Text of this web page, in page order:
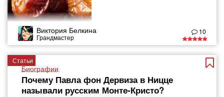
Виктория Белкина
Грандмастер
10
Статьи
Биографии
Почему Павла фон Дервиза в Ницце
называли русским Монте-Кристо?